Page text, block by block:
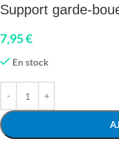
Support garde-
7,95€
En stock